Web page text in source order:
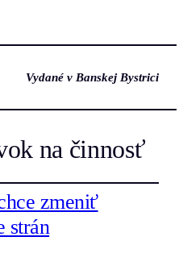
Vydané v Banskej Bystrici
na činnosť
zmeniť
strán